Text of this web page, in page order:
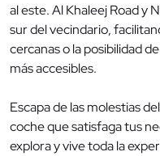
al este. Al Khaleej Road y
sur del vecindario,
cercanas o la posibilidad
más accesibles.
Escapa de las molestias
coche que satisfaga tus
explora y vive toda la